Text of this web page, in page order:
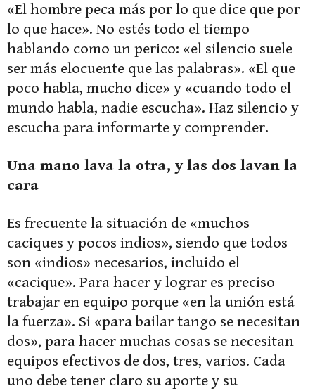
«El hombre peca más por lo que dice que por
lo que hace». No estés todo el tiempo
hablando como un perico: «el silencio suele
ser más elocuente que las palabras». «El que
poco habla, mucho dice» y «cuando todo el
mundo habla, nadie escucha». Haz silencio y
escucha para informarte y comprender.
Una mano lava la otra, y las dos lavan la
cara
Es frecuente la situación de «muchos
caciques y pocos indios», siendo que todos
son «indios» necesarios, incluido el
«cacique». Para hacer y lograr es preciso
trabajar en equipo porque «en la unión está
la fuerza». Si «para bailar tango se necesitan
dos», para hacer muchas cosas se necesitan
equipos efectivos de dos, tres, varios. Cada
uno debe tener claro su aporte y su